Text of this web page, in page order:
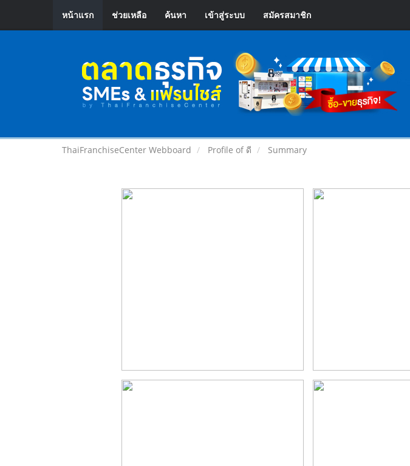
หน้าแรก ช่วยเหลือ ค้นหา เข้าสู่ระบบ สมัครสมาชิก
ThaiFranchiseCenter Webboard Profile of ดี Summary